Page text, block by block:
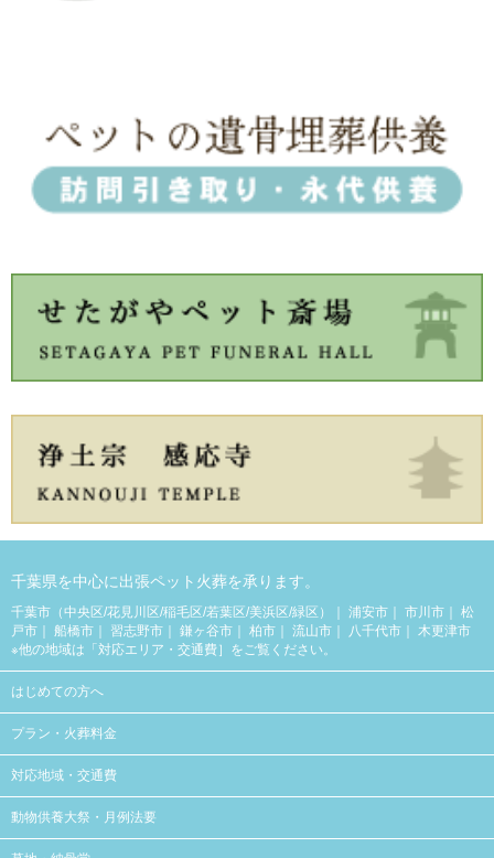
千葉県を中心に出張ペット火葬を承ります。
千葉市（中央区/花見川区/稲毛区/若葉区/美浜区/緑区） 浦安市 市川市
松
戸市
船橋市 習志野市 鎌ヶ谷市 柏市 流山市 八千代市
木更津市
※他の地域は「 対応エリア・交通費］をご覧ください。
はじめての方へ
プラン・火葬料金
対応地域・交通費
動物供養大祭・月例法要